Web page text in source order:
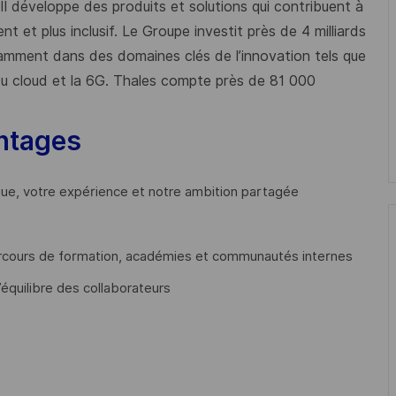
développe des produits et solutions qui contribuent à
et plus inclusif. Le Groupe investit près de 4 milliards
dans des domaines clés de l’innovation tels que
cloud et la 6G. Thales compte près de 81 000
votre expérience et notre ambition partagée
de formation, académies et communautés internes
des collaborateurs